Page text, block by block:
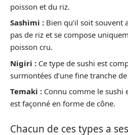
poisson et du riz.
Sashimi : Bien qu’il soit souvent
pas de riz et se compose
poisson cru.
Nigiri : Ce type de sushi est
surmontées d’une fine tranche
Temaki : Connu comme le sushi
est façonné en forme de cône.
Chacun de ces types a